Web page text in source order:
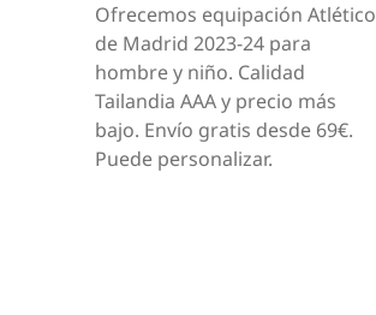
Ofrecemos equipación Atlético
de Madrid 2023-24 para
hombre y niño. Calidad
Tailandia AAA y precio más
bajo. Envío gratis desde 69€.
Puede personalizar.